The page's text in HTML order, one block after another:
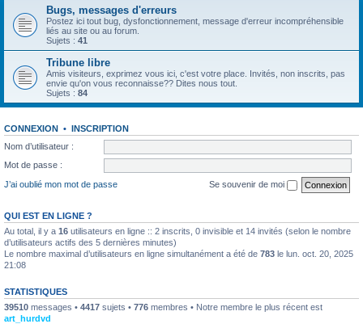
Bugs, messages d'erreurs
Postez ici tout bug, dysfonctionnement, message d'erreur incompréhensible
liés au site ou au forum.
Sujets : 41
Tribune libre
Amis visiteurs, exprimez vous ici, c'est votre place. Invités, non inscrits, pas
envie qu'on vous reconnaisse?? Dites nous tout.
Sujets : 84
CONNEXION • INSCRIPTION
Nom d’utilisateur :
Mot de passe :
J’ai oublié mon mot de passe
Se souvenir de moi
QUI EST EN LIGNE ?
Au total, il y a 16 utilisateurs en ligne :: 2 inscrits, 0 invisible et 14 invités (selon le nombre
d’utilisateurs actifs des 5 dernières minutes)
Le nombre maximal d’utilisateurs en ligne simultanément a été de 783 le lun. oct. 20, 2025
21:08
STATISTIQUES
39510 messages • 4417 sujets • 776 membres • Notre membre le plus récent est
art_hurdvd